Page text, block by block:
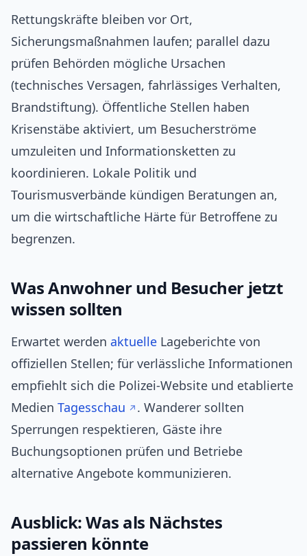
Rettungskräfte bleiben vor Ort,
Sicherungsmaßnahmen laufen; parallel dazu
prüfen Behörden mögliche Ursachen
(technisches Versagen, fahrlässiges Verhalten,
Brandstiftung). Öffentliche Stellen haben
Krisenstäbe aktiviert, um Besucherströme
umzuleiten und Informationsketten zu
koordinieren. Lokale Politik und
Tourismusverbände kündigen Beratungen an,
um die wirtschaftliche Härte für Betroffene zu
begrenzen.
Was Anwohner und Besucher jetzt
wissen sollten
Erwartet werden aktuelle Lageberichte von
offiziellen Stellen; für verlässliche Informationen
empfiehlt sich die Polizei-Website und etablierte
Medien Tagesschau
. Wanderer sollten
Sperrungen respektieren, Gäste ihre
Buchungsoptionen prüfen und Betriebe
alternative Angebote kommunizieren.
Ausblick: Was als Nächstes
passieren könnte